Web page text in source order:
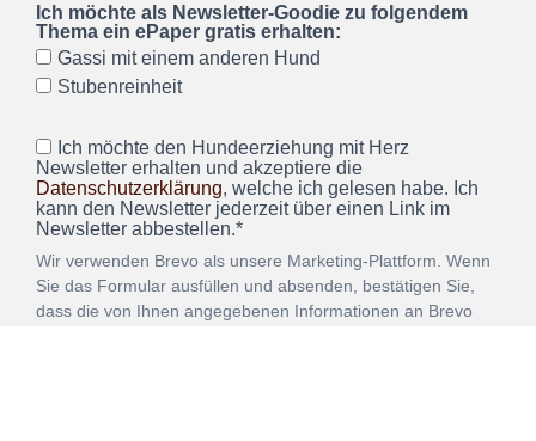
Ich möchte als Newsletter-Goodie zu folgendem
Thema ein ePaper gratis erhalten:
Gassi mit einem anderen Hund
Stubenreinheit
Ich möchte den Hundeerziehung mit Herz
Newsletter erhalten und akzeptiere die
Datenschutzerklärung, welche ich gelesen habe. Ich
kann den Newsletter jederzeit über einen Link im
Newsletter abbestellen.*
Wir verwenden Brevo als unsere Marketing-Plattform. Wenn
Sie das Formular ausfüllen und absenden, bestätigen Sie,
dass die von Ihnen angegebenen Informationen an Brevo